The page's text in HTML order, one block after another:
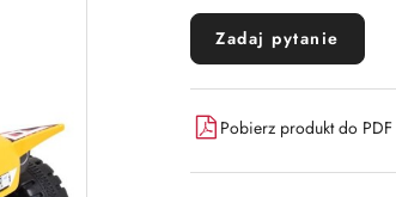
Zadaj pytanie
Pobierz produkt do PDF